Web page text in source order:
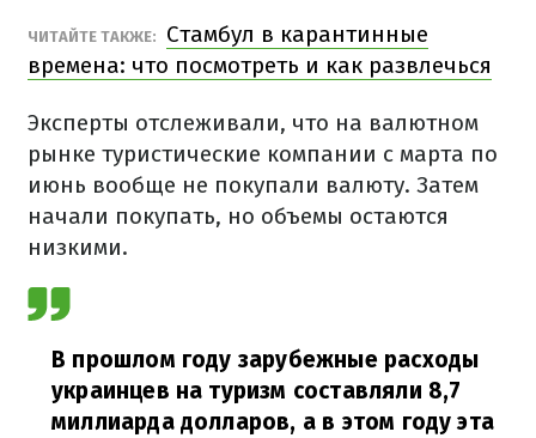
ЧИТАЙТЕ ТАКЖЕ:
Стамбул в карантинные
времена: что посмотреть и как развлечься
Эксперты отслеживали, что на валютном
рынке туристические компании с марта по
июнь вообще не покупали валюту. Затем
начали покупать, но объемы остаются
низкими.
В прошлом году зарубежные расходы
украинцев на туризм составляли 8,7
миллиарда долларов, а в этом году эта